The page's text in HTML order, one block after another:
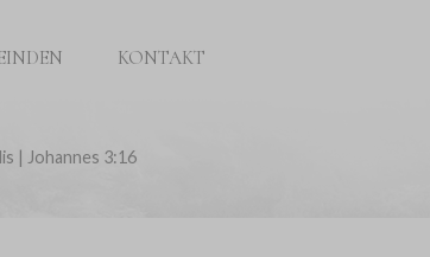
KONTAKT
| Johannes 3:16